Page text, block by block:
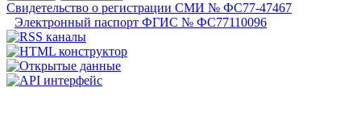
Свидетельство о регистрации СМИ № ФС77-47467
Электронный паспорт ФГИС № ФС77110096